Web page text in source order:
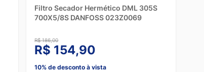
Filtro Secador Hermético DML 305S
700X5/8S DANFOSS 023Z0069
R$ 186,00
R$ 154,90
10% de desconto à vista